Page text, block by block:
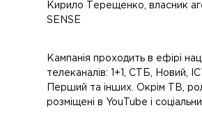
Кирило Терещенко, власник
SENSE
Кампанія проходить в ефірі
телеканалів: 1+1, СТБ, Новий,
Перший та інших. Окрім ТВ,
розміщені в YouTube і